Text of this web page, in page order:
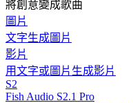
將創意變成歌曲
圖片
文字生成圖片
影片
用文字或圖片生成影片
S2
Fish Audio S2.1 Pro